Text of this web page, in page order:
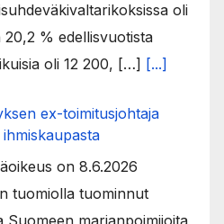
oli
% edellisvuotista
oli 12 200, […] [...]
ex-toimitusjohtaja
on 8.6.2026
tuomiolla tuominnut